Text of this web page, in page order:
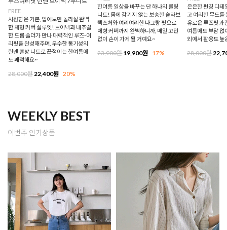
FREE
시원함은 기본, 입어보면 놀라실 완벽
한 체형 커버 실루엣! 브이넥과 내추럴
한 드롭 숄더가 만나 매력적인 루즈-여
리핏을 완성해주며, 우수한 통기성의
린넨 혼방 니트로 끈적이는 한여름에
도 쾌적해요~
28,000원22,400원 20%
한여름 일상을 바꾸는 단 하나의 쿨링
니트! 몸에 감기지 않는 보송한 슬라브
텍스처와 여리여리한 나그랑 핏으로
체형 커버까지 완벽하니까, 매일 고민
없이 손이 가게 될 거예요~
23,900원19,900원 17%
은은한 펀칭 디테
고 여리한 무드를
유로운 루즈핏과
여름에도 부담 없
외에서 활용도 높
28,000원
WEEKLY BEST
이번주 인기상품